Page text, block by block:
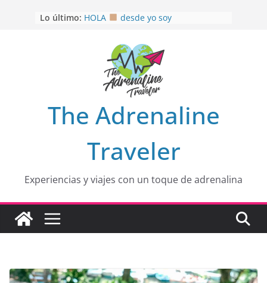
Lo último: MULITO!
Aprovechando que Wen tenía que
EL SENDERO DEL CACAO: Excelente
opción
HOSPEDAJE AL NATURALSHH !!
The Adrenaline
Traveler
Experiencias y viajes con un toque de adrenalina